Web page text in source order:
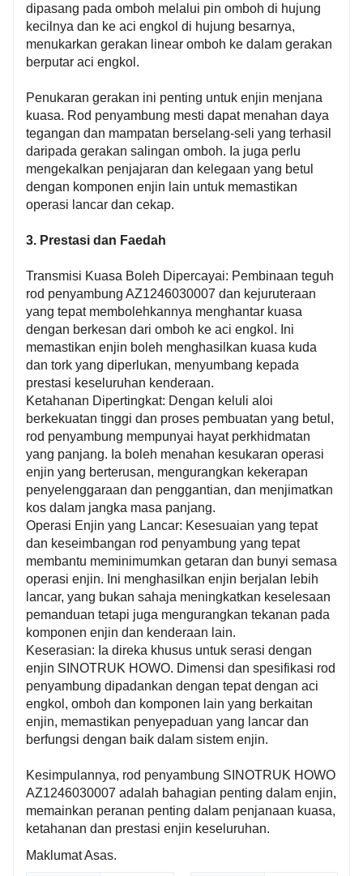
dipasang pada omboh melalui pin omboh di hujung
kecilnya dan ke aci engkol di hujung besarnya,
menukarkan gerakan linear omboh ke dalam gerakan
berputar aci engkol.
Penukaran gerakan ini penting untuk enjin menjana
kuasa. Rod penyambung mesti dapat menahan daya
tegangan dan mampatan berselang-seli yang terhasil
daripada gerakan salingan omboh. Ia juga perlu
mengekalkan penjajaran dan kelegaan yang betul
dengan komponen enjin lain untuk memastikan
operasi lancar dan cekap.
3. Prestasi dan Faedah
Transmisi Kuasa Boleh Dipercayai: Pembinaan teguh
rod penyambung AZ1246030007 dan kejuruteraan
yang tepat membolehkannya menghantar kuasa
dengan berkesan dari omboh ke aci engkol. Ini
memastikan enjin boleh menghasilkan kuasa kuda
dan tork yang diperlukan, menyumbang kepada
prestasi keseluruhan kenderaan.
Ketahanan Dipertingkat: Dengan keluli aloi
berkekuatan tinggi dan proses pembuatan yang betul,
rod penyambung mempunyai hayat perkhidmatan
yang panjang. Ia boleh menahan kesukaran operasi
enjin yang berterusan, mengurangkan kekerapan
penyelenggaraan dan penggantian, dan menjimatkan
kos dalam jangka masa panjang.
Operasi Enjin yang Lancar: Kesesuaian yang tepat
dan keseimbangan rod penyambung yang tepat
membantu meminimumkan getaran dan bunyi semasa
operasi enjin. Ini menghasilkan enjin berjalan lebih
lancar, yang bukan sahaja meningkatkan keselesaan
pemanduan tetapi juga mengurangkan tekanan pada
komponen enjin dan kenderaan lain.
Keserasian: Ia direka khusus untuk serasi dengan
enjin SINOTRUK HOWO. Dimensi dan spesifikasi rod
penyambung dipadankan dengan tepat dengan aci
engkol, omboh dan komponen lain yang berkaitan
enjin, memastikan penyepaduan yang lancar dan
berfungsi dengan baik dalam sistem enjin.
Kesimpulannya, rod penyambung SINOTRUK HOWO
AZ1246030007 adalah bahagian penting dalam enjin,
memainkan peranan penting dalam penjanaan kuasa,
ketahanan dan prestasi enjin keseluruhan.
Maklumat Asas.